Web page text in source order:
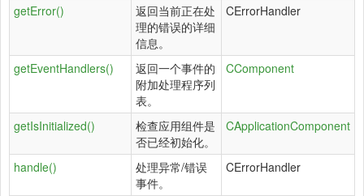
getError()
返回当前正在处
理的错误的详细
信息。
CErrorHandler
getEventHandlers()
返回一个事件的
附加处理程序列
表。
CComponent
getIsInitialized()
检查应用组件是
否已经初始化。
CApplicationComponent
handle()
处理异常/错误
事件。
CErrorHandler